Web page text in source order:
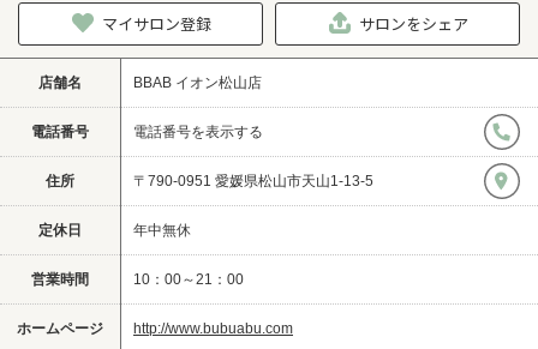
マイサロン登録 サロンをシェア
店舗名 BBAB イオン松山店
電話番号 電話番号を表示する
住所 〒790-0951 愛媛県松山市天山1-13-5
定休日 年中無休
営業時間 10：00～21：00
ホームページ http://www.bubuabu.com